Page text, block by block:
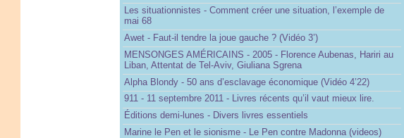
Les situationnistes - Comment créer une situation, l’exemple de
mai 68
Awet - Faut-il tendre la joue gauche ? (Vidéo 3’)
MENSONGES AMÉRICAINS - 2005 - Florence Aubenas, Hariri au
Liban, Attentat de Tel-Aviv, Giuliana Sgrena
Alpha Blondy - 50 ans d’esclavage économique (Vidéo 4’22)
911 - 11 septembre 2011 - Livres récents qu’il vaut mieux lire.
Éditions demi-lunes - Divers livres essentiels
Marine le Pen et le sionisme - Le Pen contre Madonna (videos)